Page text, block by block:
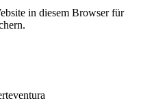
in diesem Browser für